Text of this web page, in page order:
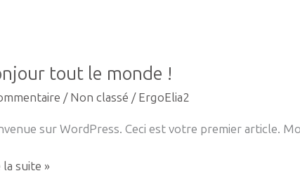
tout le monde !
/ Non classé / ErgoElia2
sur WordPress. Ceci est votre premier article.
!
la suite »